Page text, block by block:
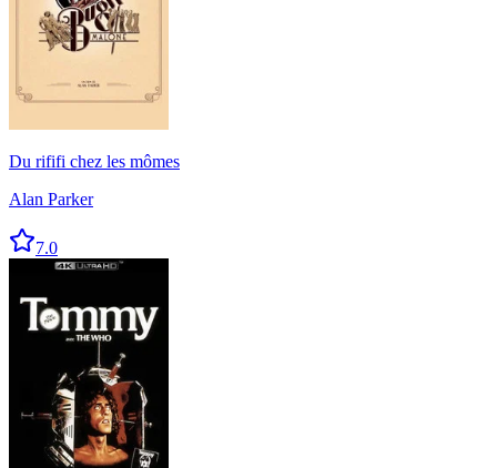
Du rififi chez les mômes
Alan Parker
7.0